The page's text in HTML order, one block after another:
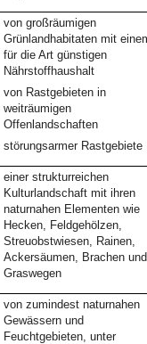
von großräumigen
Grünlandhabitaten mit
für die Art günstigen
Nährstoffhaushalt
von Rastgebieten in
weiträumigen
Offenlandschaften
störungsarmer Rastgebiete
einer strukturreichen
Kulturlandschaft mit ihren
naturnahen Elementen wie
Hecken, Feldgehölzen,
Streuobstwiesen, Rainen,
Ackersäumen, Brachen und
Graswegen
von zumindest naturnahen
Gewässern und
Feuchtgebieten, unter